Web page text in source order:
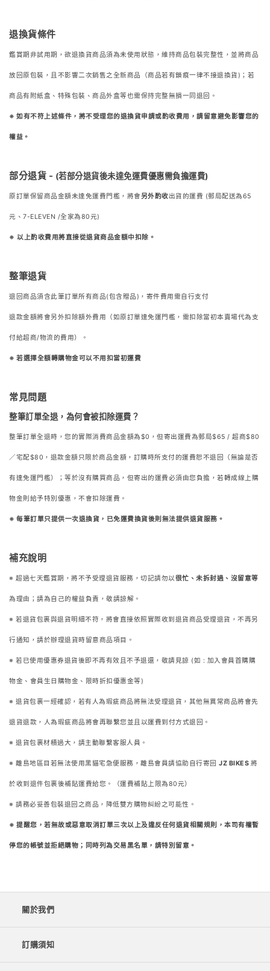
退換貨條件
鑑賞期非試用期，欲退換貨商品須為未使用狀態，維持商品包裝完整性，並將商品
放回原包裝， 且不影響二次銷售之全新商品（商品若有鎖痕一律不接退換貨)；若
商品有附紙盒、特殊包裝、商品外盒等也需保持完整無損一同退回。
※ 如有不符上述條件，將不受理您的退換貨申請或酌收費用，請留意避免影響您的
權益。
部分退貨 - (若部分退貨後未達免運費優惠需負擔運費)
原訂單保留商品金額未達免運費門檻，將會另外酌收出貨的運費 (郵局配送為65
元、7-ELEVEN /全家為80元)
※ 以上酌收費用將直接從退貨商品金額中扣除。
整筆退貨
退回商品須含此筆訂單所有商品(包含贈品)，寄件費用需自行支付
退款金額將會另外扣除額外費用（如原訂單達免運門檻，需扣除當初本賣場代為支
付給超商/物流的費用）。
※ 若選擇全額轉購物金可以不用扣當初運費
常見問題
整筆訂單全退，為何會被扣除運費？
整筆訂單全退時，您的實際消費商品金額為$0，但寄出運費為郵局$65 / 超商$80
／宅配$80，退款金額只限於商品金額，訂購時所支付的運費恕不退回（無論是否
有達免運門檻）；等於沒有購買商品，但寄出的運費必須由您負擔，若轉成線上購
物金則給予特別優惠，不會扣除運費。
※ 每筆訂單只提供一次退換貨， 已免運費換貨後則無法提供退貨服務。
補充說明
※ 超過七天鑑賞期，將不予受理退貨服務，切記請勿以很忙、未拆封過、沒留意等
為理由；請為自己的權益負責，敬請諒解。
※ 若退貨包裹與退貨明細不符，將會直接依照實際收到退貨商品受理退貨，不再另
行通知，請於辦理退貨時留意商品項目。
※ 若已使用優惠券退貨後即不再有效且不予退還，敬請見諒 (如 : 加入會員首購購
物金、會員生日購物金、限時折扣優惠金等)
※ 退貨包裹一經確認，若有人為瑕疵商品將無法受理退貨，其他無異常商品將會先
退貨退款，人為瑕疵商品將會再聯繫您並且以運費到付方式退回。
※ 退貨包裹材積過大，請主動聯繫客服人員。
※ 離島地區目若無法使用黑貓宅急便服務，離島會員請協助自行寄回 JZ BIKES 將
於收到退件包裹後補貼運費給您。（運費補貼上限為80元）
※ 請務必妥善包裝退回之商品，降低雙方購物糾紛之可能性。
※ 提醒您，若無故或惡意取消訂單三次以上及違反任何退貨相關規則，本司有權暫
停您的帳號並拒絕購物；同時列為交易黑名單，請特別留意。
關於我們
訂購須知